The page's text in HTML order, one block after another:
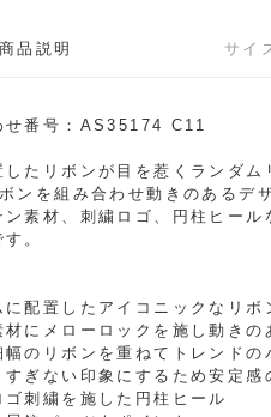
商品説明 サイ
せ番号：AS35174 C11
たリボンが目を惹くランダム
ンを組み合わせ動きのあるデ
ン素材、刺繍ロゴ、円柱ヒー
。
に配置したアイコニックなリ
材にメローロックを施し動きの
幅のリボンを重ねてトレンドの
すぎない印象にするため安定感
ゴ刺繍を施した円柱ヒール